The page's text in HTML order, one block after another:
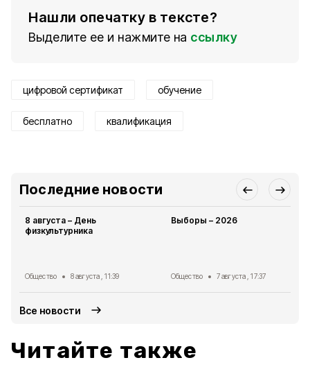
Нашли опечатку в тексте?
Выделите ее и нажмите на ссылку
цифровой сертификат обучение
бесплатно квалификация
Последние новости
8 августа – День
физкультурника
Общество 8 августа , 11:39
Выборы – 2026
Общество 7 августа , 17:37
Все новости
Читайте также